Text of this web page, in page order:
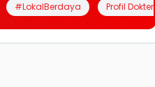
#LokalBerdaya Profil Dokter